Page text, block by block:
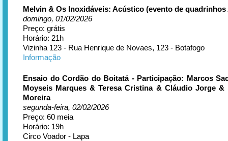
Melvin & Os Inoxidáveis: Acústico (evento de quadrinhos
domingo, 01/02/2026
Preço: grátis
Horário: 21h
Vizinha 123 - Rua Henrique de Novaes, 123 - Botafogo
Informação
Ensaio do Cordão do Boitatá - Participação: Marcos
Moyseis Marques & Teresa Cristina & Cláudio Jorge &
Moreira
segunda-feira, 02/02/2026
Preço: 60 meia
Horário: 19h
Circo Voador - Lapa